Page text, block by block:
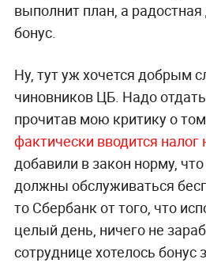
выполнит план, а
бонус.
Ну, тут уж хочется добрым
чиновников ЦБ. Надо
прочитав мою критику о
фактически вводится налог
добавили в закон норму,
должны обслуживаться
то Сбербанк от того, что
целый день, ничего не
сотруднице хотелось бонус